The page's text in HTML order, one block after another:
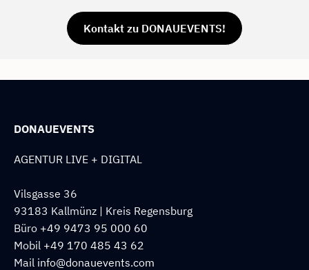
Kontakt zu DONAUEVENTS!
DONAUEVENTS
AGENTUR LIVE + DIGITAL
Vilsgasse 36
93183 Kallmünz | Kreis Regensburg
Büro +49 9473 95 000 60
Mobil +49 170 485 43 62
Mail info@donauevents.com